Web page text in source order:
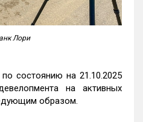
Лори
состоянию на 21.10.2025
на активных
образом.